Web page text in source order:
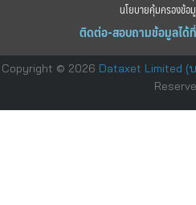
นโยบายคุ้มครองข้อ
ติดต่อ-สอบถามข้อมูลได้ที่
Copyright © 2026 Dataxet Limited (